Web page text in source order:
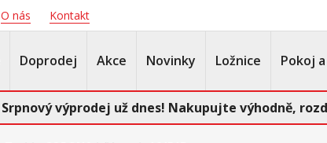
O nás Kontakt
Doprodej Akce Novinky Ložnice Pokoj
Srpnový výprodej už dnes! Nakupujte výhodně,